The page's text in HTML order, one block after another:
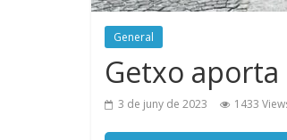
General
Getxo
3 de juny de 2023 1433